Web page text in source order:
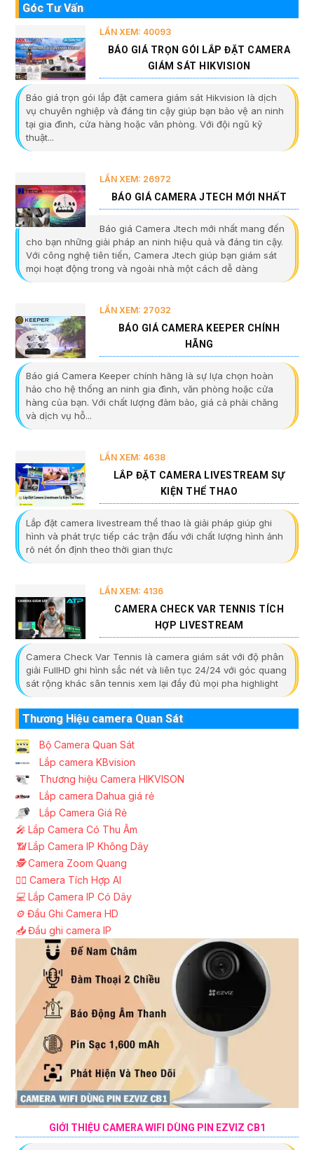
Góc Tư Vấn
LẦN XEM: 40093
BÁO GIÁ TRỌN GÓI LẮP ĐẶT CAMERA
GIÁM SÁT HIKVISION
Báo giá trọn gói lắp đặt camera giám sát Hikvision là dịch
vụ chuyên nghiệp và đáng tin cậy giúp bạn bảo vệ an ninh
tại gia đình, cửa hàng hoặc văn phòng. Với đội ngũ kỹ
thuật...
LẦN XEM: 26972
BÁO GIÁ CAMERA JTECH MỚI NHẤT
Báo giá Camera Jtech mới nhất mang đến
cho bạn những giải pháp an ninh hiệu quả và đáng tin cậy.
Với công nghệ tiên tiến, Camera Jtech giúp bạn giám sát
mọi hoạt động trong và ngoài nhà một cách dễ dàng
LẦN XEM: 27032
BÁO GIÁ CAMERA KEEPER CHÍNH
HÃNG
Báo giá Camera Keeper chính hãng là sự lựa chọn hoàn
hảo cho hệ thống an ninh gia đình, văn phòng hoặc cửa
hàng của bạn. Với chất lượng đảm bảo, giá cả phải chăng
và dịch vụ hỗ...
LẦN XEM: 4638
LẮP ĐẶT CAMERA LIVESTREAM SỰ
KIỆN THỂ THAO
Lắp đặt camera livestream thể thao là giải pháp giúp ghi
hình và phát trực tiếp các trận đấu với chất lượng hình ảnh
rõ nét ổn định theo thời gian thực
LẦN XEM: 4136
CAMERA CHECK VAR TENNIS TÍCH
HỢP LIVESTREAM
Camera Check Var Tennis là camera giám sát với độ phân
giải FullHD ghi hình sắc nét và liên tục 24/24 với góc quang
sát rộng khác sân tennis xem lại đầy đủ mọi pha highlight
Thương Hiệu camera Quan Sát
Bộ Camera Quan Sát
Lắp camera KBvision
Thương hiệu Camera HIKVISON
Lắp camera Dahua giá rẻ
Lắp Camera Giá Rẻ
️🎤️ Lắp Camera Có Thu Âm
📶Lắp Camera IP Không Dây
🕵️Camera Zoom Quang
🧛‍♀️ Camera Tích Hợp AI
💻 Lắp Camera IP Có Dây
⚙️ Đầu Ghi Camera HD
📥Đầu ghi camera IP
GIỚI THIỆU CAMERA WIFI DÙNG PIN EZVIZ CB1